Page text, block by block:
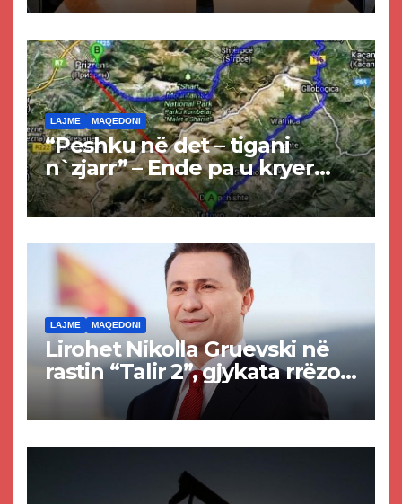
LAJME MAQEDONI
“Peshku në det – tigani
n`zjarr” – Ende pa u kryer
projekti i tunelit, komuna e
Tetovës nis punimet për
LAJME MAQEDONI
Lirohet Nikolla Gruevski në
rastin “Talir 2”, gjykata rrëzon
akuzat për ndërtimin e
paligjshëm të selisë së